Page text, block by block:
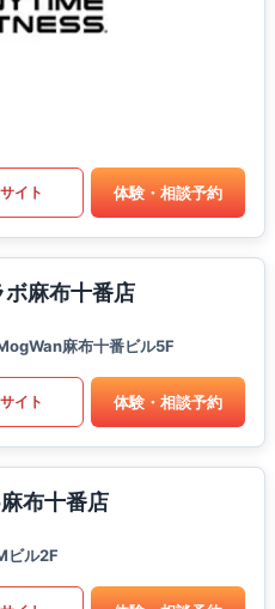
イト 体験・相談予約
麻布十番店
麻布十番ビル5F
イト 体験・相談予約
布十番店
ビル2F